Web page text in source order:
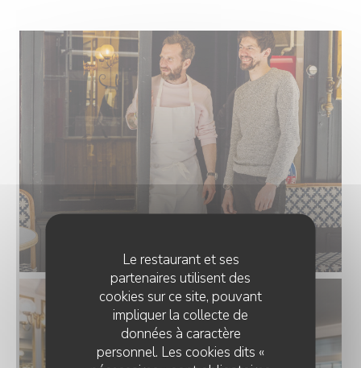
Le restaurant et ses
partenaires utilisent des
cookies sur ce site, pouvant
impliquer la collecte de
données à caractère
personnel. Les cookies dits «